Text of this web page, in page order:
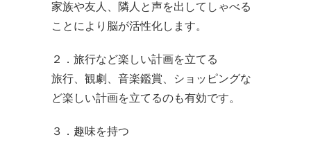
家族や友人、隣人と声を出してしゃべる
ことにより脳が活性化します。
２．旅行など楽しい計画を立てる
旅行、観劇、音楽鑑賞、ショッピングな
ど楽しい計画を立てるのも有効です。
３．趣味を持つ